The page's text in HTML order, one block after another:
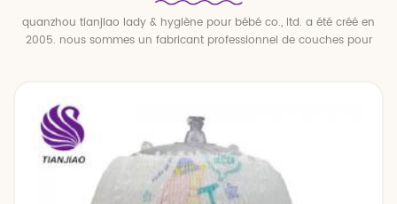
quanzhou tianjiao lady & hygiène pour bébé co., ltd. a été créé en
2005. nous sommes un fabricant professionnel de couches pour